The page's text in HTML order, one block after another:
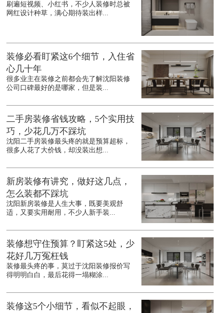
刷遍短视频、小红书，不少人装修时总被
网红设计种草，满心期待装出样...
装修必看盯紧这6个细节，入住省
心几十年
很多业主在装修之前都会先了解沈阳装修
公司口碑最好的是哪家，但是装...
二手房装修省钱攻略，5个实用技
巧，少花几万不踩坑
沈阳二手房装修最头疼的就是预算超标，
很多人花了大价钱，却没装出想...
新房装修有讲究，做好这几点，
怎么装都不踩坑
沈阳新房装修是人生大事，既要美观舒
适，又要实用耐用，不少人新手装...
装修想守住预算？盯紧这5处，少
花好几万冤枉钱
装修最头疼的事，莫过于沈阳装修报价写
得明明白白，最后花得一塌糊涂...
装修这5个小细节，看似不起眼，